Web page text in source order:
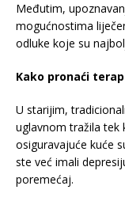
Međutim,
mogućnostima
odluke koje su
Kako pronaći
U starijim,
uglavnom tražila tek
osiguravajuće kuće
ste već imali
poremećaj.